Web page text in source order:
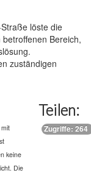
löste die
Bereich,
zuständigen
keine
Die
Teilen:
Zugriffe: 264